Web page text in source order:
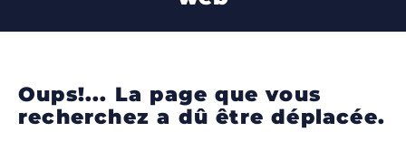
Oups!... La page que vous
recherchez a dû être déplacée.